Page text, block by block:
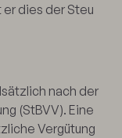
dies der Steu
nach der
(StBVV). Eine
Vergütung